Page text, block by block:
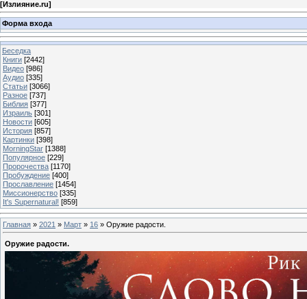
[Излияние.ru]
Форма входа
Беседка
Книги [2442]
Видео [986]
Аудио [335]
Статьи [3066]
Разное [737]
Библия [377]
Израиль [301]
Новости [605]
История [857]
Картинки [398]
MorningStar [1388]
Популярное [229]
Пророчества [1170]
Пробуждение [400]
Прославление [1454]
Миссионерство [335]
It's Supernatural! [859]
Главная » 2021 » Март » 16 » Оружие радости.
Оружие радости.